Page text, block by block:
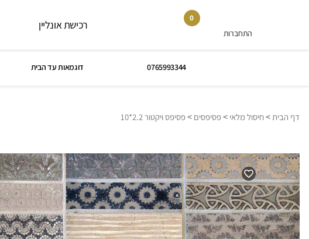
התחברות
0
רכישת אונליין
0765993344 דוגמאות עד הבית
דף הבית>חיסול מלאי >פסיפסים >פסיפס ויקטור 2.2*10